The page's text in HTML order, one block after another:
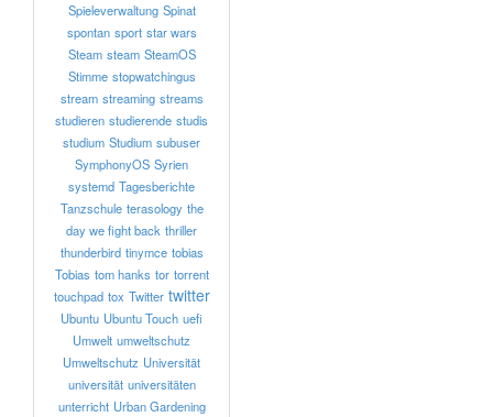
Spieleverwaltung Spinat
spontan sport star wars
Steam steam SteamOS
Stimme stopwatchingus
stream streaming streams
studieren studierende studis
studium Studium subuser
SymphonyOS Syrien
systemd Tagesberichte
Tanzschule terasology the
day we fight back thriller
thunderbird tinymce tobias
Tobias tom hanks tor torrent
touchpad tox Twitter twitter
Ubuntu Ubuntu Touch uefi
Umwelt umweltschutz
Umweltschutz Universität
universität universitäten
unterricht Urban Gardening